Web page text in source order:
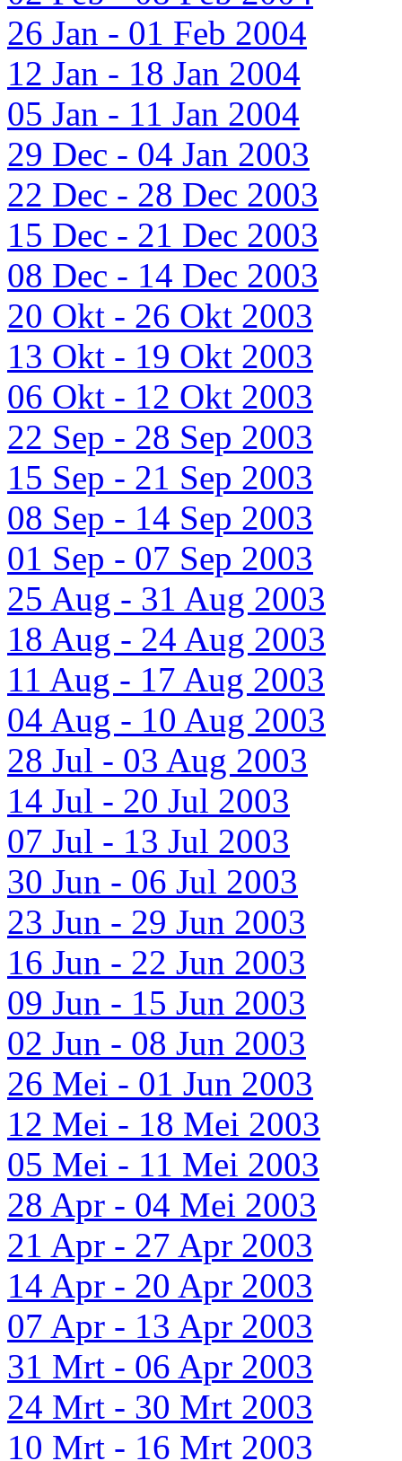
26 Jan - 01 Feb 2004
12 Jan - 18 Jan 2004
05 Jan - 11 Jan 2004
29 Dec - 04 Jan 2003
22 Dec - 28 Dec 2003
15 Dec - 21 Dec 2003
08 Dec - 14 Dec 2003
20 Okt - 26 Okt 2003
13 Okt - 19 Okt 2003
06 Okt - 12 Okt 2003
22 Sep - 28 Sep 2003
15 Sep - 21 Sep 2003
08 Sep - 14 Sep 2003
01 Sep - 07 Sep 2003
25 Aug - 31 Aug 2003
18 Aug - 24 Aug 2003
11 Aug - 17 Aug 2003
04 Aug - 10 Aug 2003
28 Jul - 03 Aug 2003
14 Jul - 20 Jul 2003
07 Jul - 13 Jul 2003
30 Jun - 06 Jul 2003
23 Jun - 29 Jun 2003
16 Jun - 22 Jun 2003
09 Jun - 15 Jun 2003
02 Jun - 08 Jun 2003
26 Mei - 01 Jun 2003
12 Mei - 18 Mei 2003
05 Mei - 11 Mei 2003
28 Apr - 04 Mei 2003
21 Apr - 27 Apr 2003
14 Apr - 20 Apr 2003
07 Apr - 13 Apr 2003
31 Mrt - 06 Apr 2003
24 Mrt - 30 Mrt 2003
10 Mrt - 16 Mrt 2003